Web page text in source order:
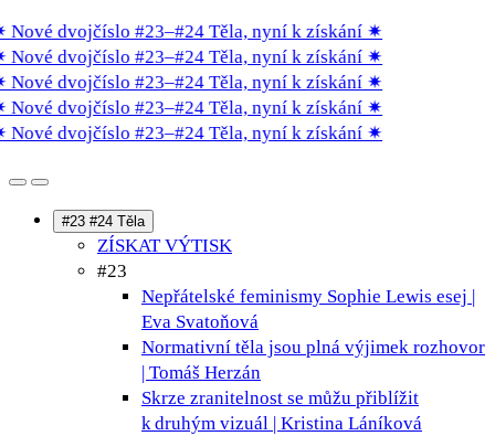
dvojčíslo #23–#24 Těla, nyní k získání✷
dvojčíslo #23–#24 Těla, nyní k získání✷
dvojčíslo #23–#24 Těla, nyní k získání✷
dvojčíslo #23–#24 Těla, nyní k získání✷
dvojčíslo #23–#24 Těla, nyní k získání✷
#23 #24 Těla
ZÍSKAT VÝTISK
#23
Nepřátelské feminismy Sophie Lewis esej |
Eva Svatoňová
Normativní těla jsou plná výjimek rozhovor
| Tomáš Herzán
Skrze zranitelnost se můžu přiblížit
k druhým vizuál | Kristina Láníková